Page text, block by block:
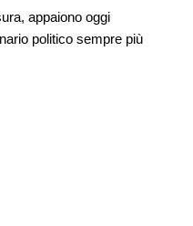
appaiono oggi
politico sempre più